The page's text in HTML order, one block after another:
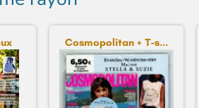
Cosmopolitan + T-s...